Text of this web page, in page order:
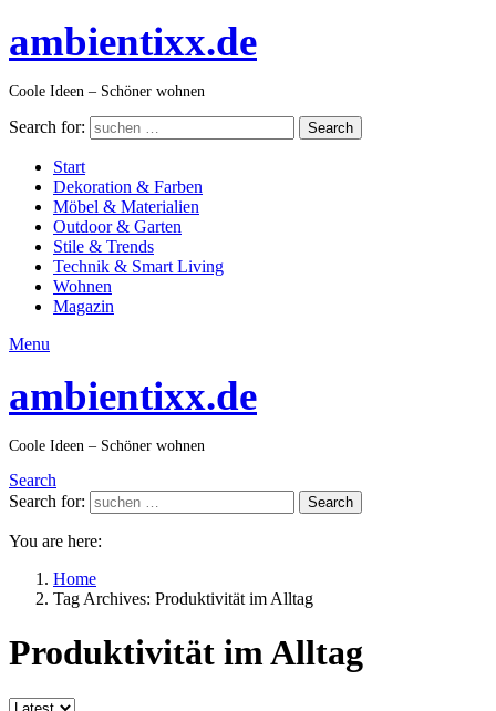
ambientixx.de
Coole Ideen – Schöner wohnen
Search for: Search
Start
Dekoration & Farben
Möbel & Materialien
Outdoor & Garten
Stile & Trends
Technik & Smart Living
Wohnen
Magazin
Menu
ambientixx.de
Coole Ideen – Schöner wohnen
Search
Search for:
Search
You are here:
Home
Tag Archives: Produktivität im Alltag
Produktivität im Alltag